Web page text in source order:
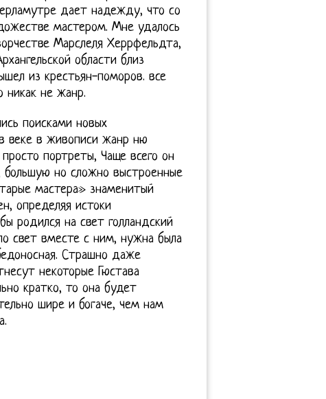
дает надежду, что со
мастером. Мне удалось
Марслеля Херрфельдта,
области близ
из крестьян-поморов. все
никак не жанр.
поисками новых
веке в живописи жанр ню
портреты, Чаще всего он
но сложно выстроенные
мастера» знаменитый
определяя истоки
родился на свет голландский
свет вместе с ним, нужна была
Страшно даже
некоторые Гюстава
кратко, то она будет
шире и богаче, чем нам